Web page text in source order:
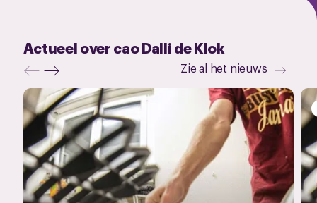
Actueel over cao Dalli de Klok
Zie al het nieuws